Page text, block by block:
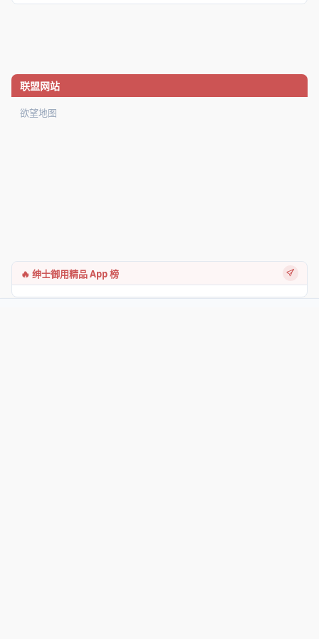
联盟网站
欲望地图
🔥 绅士御用精品 App 榜